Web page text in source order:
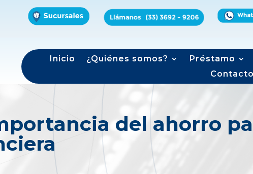
Inicio ¿Quiénes somos? Préstamo
Contacto
del ahorro